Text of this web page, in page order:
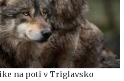
na poti v Triglavsko